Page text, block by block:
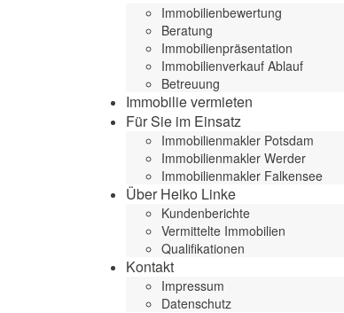
Immobilienbewertung
Beratung
Immobilienpräsentation
Immobilienverkauf Ablauf
Betreuung
Immobilie vermieten
Für Sie im Einsatz
Immobilienmakler Potsdam
Immobilienmakler Werder
Immobilienmakler Falkensee
Über Heiko Linke
Kundenberichte
Vermittelte Immobilien
Qualifikationen
Kontakt
Impressum
Datenschutz